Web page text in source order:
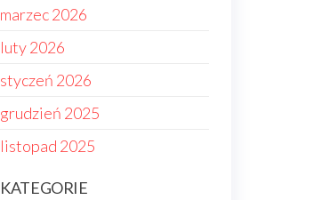
marzec 2026
luty 2026
styczeń 2026
grudzień 2025
listopad 2025
KATEGORIE